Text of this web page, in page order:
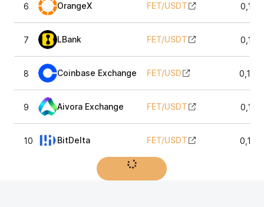
6 OrangeX FET/USDT
7 LBank FET/USDT
8 Coinbase Exchange FET/USD
9 Aivora Exchange FET/USDT
10 BitDelta FET/USDT
Afficher plus